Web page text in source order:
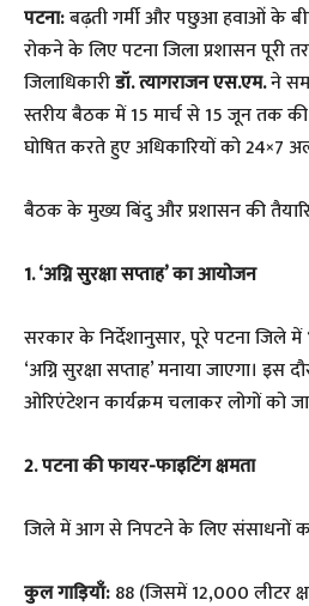
पटना:बढ़ती गर्मी और पछुआ हवाओं के
रोकने के लिए पटना जिला प्रशासन पूरी
जिलाधिकारीडॉ. त्यागराजन एस.एम.ने
स्तरीय बैठक में 15 मार्च से 15 जून तक
घोषित करते हुए अधिकारियों को 24×7
​बैठक के मुख्य बिंदु और प्रशासन की
1. ‘अग्नि सुरक्षा सप्ताह’ का आयोजन
​सरकार के निर्देशानुसार, पूरे पटना जिले में
‘अग्नि सुरक्षा सप्ताह’ मनाया जाएगा। इस
ओरिएंटेशन कार्यक्रम चलाकर लोगों को
2. पटना की फायर-फाइटिंग क्षमता
​जिले में आग से निपटने के लिए संसाधनों
कुल गाड़ियाँ:88 (जिसमें 12,000 लीटर